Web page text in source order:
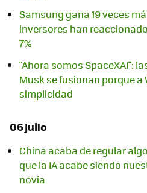
Samsung gana 19 veces
inversores han
7%
"Ahora somos SpaceXAI":
Musk se fusionan porque a
simplicidad
06 julio
China acaba de regular
que la IA acabe siendo
novia